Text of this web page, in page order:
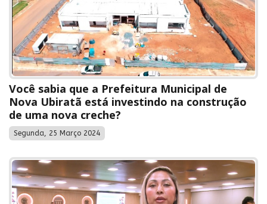
Você sabia que a Prefeitura Municipal de
Nova Ubiratã está investindo na construção
de uma nova creche?
Segunda, 25 Março 2024